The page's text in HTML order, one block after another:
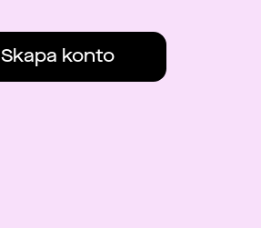
Skapa konto